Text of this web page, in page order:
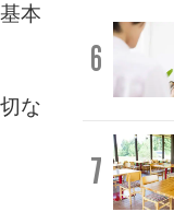
本
な
6
7